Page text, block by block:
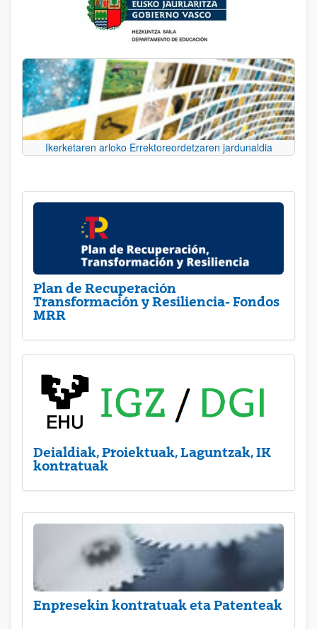
Ikerketaren arloko Errektoreordetzaren jardunaldia
Plan de Recuperación
Transformación y Resiliencia- Fondos
MRR
Deialdiak, Proiektuak, Laguntzak, IK
kontratuak
Enpresekin kontratuak eta Patenteak